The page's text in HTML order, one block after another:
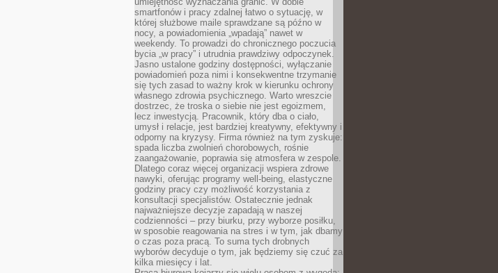
smartfonów i pracy zdalnej łatwo o sytuację, w
której służbowe maile sprawdzane są późno w
nocy, a powiadomienia „wpadają” nawet w
weekendy. To prowadzi do chronicznego poczucia
bycia „w pracy” i utrudnia prawdziwy odpoczynek.
Jasno ustalone godziny dostępności, wyłączanie
powiadomień poza nimi i konsekwentne trzymanie
się tych zasad to ważny krok w kierunku ochrony
własnego zdrowia psychicznego. Warto wreszcie
dostrzec, że troska o siebie nie jest egoizmem,
lecz inwestycją. Pracownik, który dba o ciało,
umysł i relacje, jest bardziej kreatywny, efektywny i
odporny na kryzysy. Firma również na tym zyskuje:
spada liczba zwolnień chorobowych, rośnie
zaangażowanie, poprawia się atmosfera w zespole.
Dlatego coraz więcej organizacji wspiera zdrowe
nawyki, oferując programy well-being, elastyczne
godziny pracy czy możliwość korzystania z
konsultacji specjalistów. Ostatecznie jednak
najważniejsze decyzje zapadają w naszej
codzienności – przy biurku, przy wyborze posiłku,
w sposobie reagowania na stres i w tym, jak dbamy
o czas poza pracą. To suma tych drobnych
wyborów decyduje o tym, jak będziemy się czuć za
kilka miesięcy i lat.